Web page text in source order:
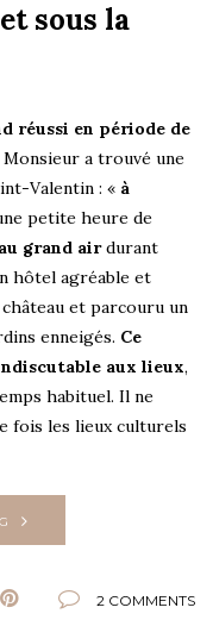
sous la
réussi en période de
Monsieur a trouvé une
Valentin : « à
petite heure de
grand airdurant
hôtel agréable et
et parcouru un
enneigés. Ce
aux lieux,
habituel. Il ne
fois les lieux culturels
2 COMMENTS